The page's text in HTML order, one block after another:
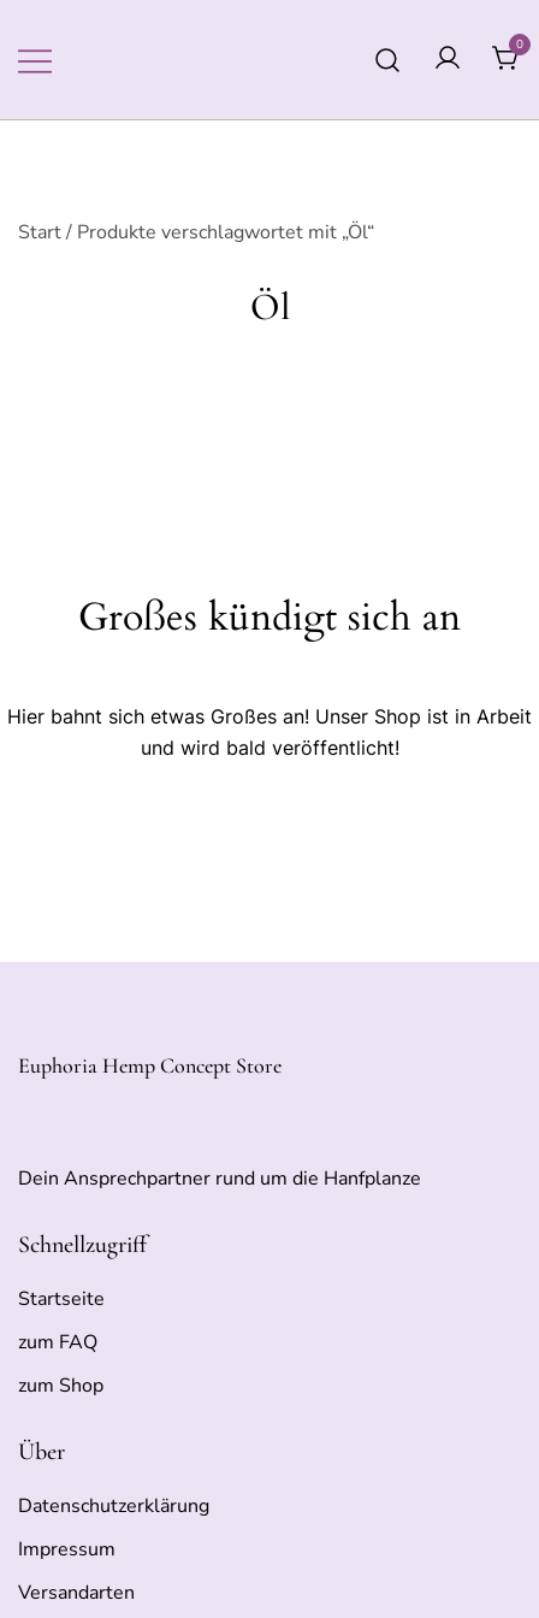
Inhalt
springen
0
Start/ Produkte verschlagwortet mit „Öl“
Öl
Großes kündigt sich an
Hier bahnt sich etwas Großes an! Unser Shop ist in Arbeit
und wird bald veröffentlicht!
Euphoria Hemp Concept Store
Dein Ansprechpartner rund um die Hanfplanze
Schnellzugriff
Startseite
zum FAQ
zum Shop
Über
Datenschutzerklärung
Impressum
Versandarten